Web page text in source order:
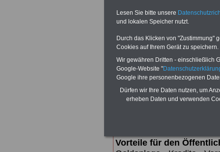
Sachverhalte verständlich (auch für
Mitarbeiter des öffentlichen
Baden-Württemberg
DasBEHÖRDEN-ABO >>> kann
werden
ACHTUNG Neue Broschüre zum
Teilweise 5-stellige Nachzahlungen
Beamtinnen & Beamte in Bund und
durch Neuordnung der
Alimentation
>>>zur
Vorteile für den
Lesen Sie bitte unsere
und lokalen Speicher nutzt.
Durch das Klicken von "Zustimmung"
Cookies auf Ihrem Gerät zu speichern.
Wir gewähren Dritten - einschließlich
Google-Website "
Google ihre personenbezogenen
Dürfen wir Ihre Daten nutzen, um
erheben Daten und verwenden